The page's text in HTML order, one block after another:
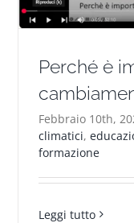
Perché è
Febbraio 10th,
climatici,
formazione
Leggi tutto